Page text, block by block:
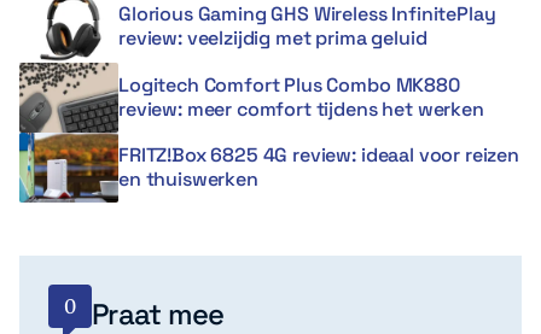
Glorious Gaming GHS Wireless InfinitePlay
review: veelzijdig met prima geluid
Logitech Comfort Plus Combo MK880
review: meer comfort tijdens het werken
FRITZ!Box 6825 4G review: ideaal voor reizen
en thuiswerken
0 Praat mee